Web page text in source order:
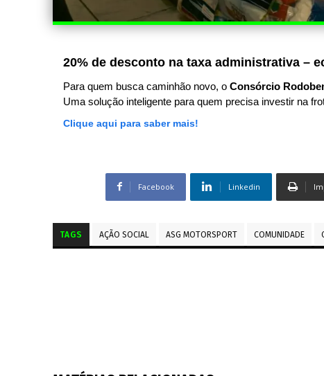
20% de desconto na taxa administrativa –
Para quem busca caminhão novo, o Consórcio
Uma solução inteligente para quem precisa investir na
Clique aqui para saber mais!
Facebook Linkedin
TAGS AÇÃO SOCIAL ASG MOTORSPORT COMUNIDADE